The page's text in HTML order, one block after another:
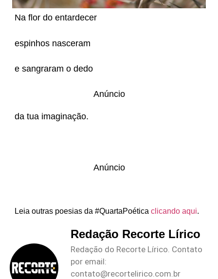
Na flor do entardecer
espinhos nasceram
e sangraram o dedo
Anúncio
da tua imaginação.
Anúncio
Leia outras poesias da #QuartaPoética clicando aqui.
Redação Recorte Lírico
Redação do Recorte Lírico. Contato
por email:
contato@recortelirico.com.br